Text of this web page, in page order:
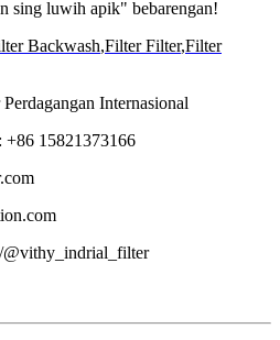
sing luwih apik" bebarengan!
Backwash,Filter Filter,Filter
Internasional
+86 15821373166